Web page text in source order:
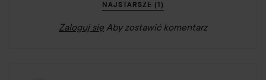
NAJSTARSZE (1)
Zaloguj się Aby zostawić komentarz